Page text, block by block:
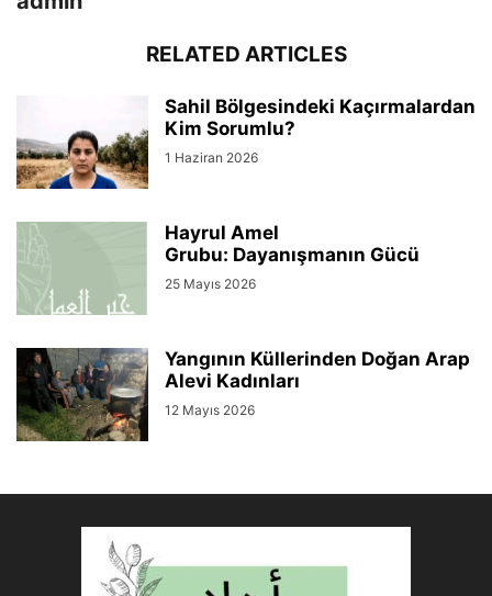
RELATED ARTICLES
Sahil Bölgesindeki Kaçırmalardan
Kim Sorumlu?
1 Haziran 2026
Hayrul Amel
Grubu: Dayanışmanın Gücü
25 Mayıs 2026
Yangının Küllerinden Doğan Arap
Alevi Kadınları
12 Mayıs 2026